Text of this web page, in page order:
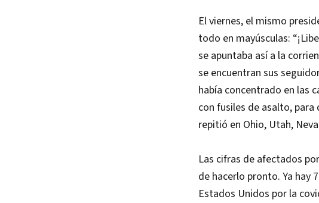
El viernes, el mismo
todo en mayúsculas:
se apuntaba así a la
se encuentran sus
había concentrado en las
con fusiles de asalto, para
repitió en Ohio, Utah,
Las cifras de afectados
de hacerlo pronto. Ya hay
Estados Unidos por la